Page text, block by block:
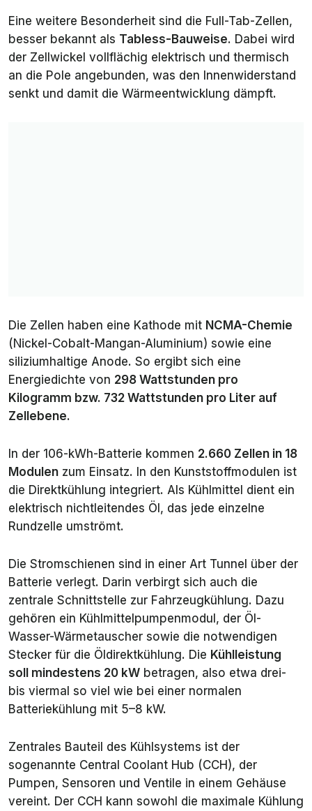
Eine weitere Besonderheit sind die Full-Tab-Zellen,
besser bekannt als Tabless-Bauweise. Dabei wird
der Zellwickel vollflächig elektrisch und thermisch
an die Pole angebunden, was den Innenwiderstand
senkt und damit die Wärmeentwicklung dämpft.
Die Zellen haben eine Kathode mit NCMA-Chemie
(Nickel-Cobalt-Mangan-Aluminium) sowie eine
siliziumhaltige Anode. So ergibt sich eine
Energiedichte von 298 Wattstunden pro
Kilogramm bzw. 732 Wattstunden pro Liter auf
Zellebene.
In der 106-kWh-Batterie kommen 2.660 Zellen in 18
Modulen zum Einsatz. In den Kunststoffmodulen ist
die Direktkühlung integriert. Als Kühlmittel dient ein
elektrisch nichtleitendes Öl, das jede einzelne
Rundzelle umströmt.
Die Stromschienen sind in einer Art Tunnel über der
Batterie verlegt. Darin verbirgt sich auch die
zentrale Schnittstelle zur Fahrzeugkühlung. Dazu
gehören ein Kühlmittelpumpenmodul, der Öl-
Wasser-Wärmetauscher sowie die notwendigen
Stecker für die Öldirektkühlung. Die Kühlleistung
soll mindestens 20 kW betragen, also etwa drei-
bis viermal so viel wie bei einer normalen
Batteriekühlung mit 5–8 kW.
Zentrales Bauteil des Kühlsystems ist der
sogenannte Central Coolant Hub (CCH), der
Pumpen, Sensoren und Ventile in einem Gehäuse
vereint. Der CCH kann sowohl die maximale Kühlung